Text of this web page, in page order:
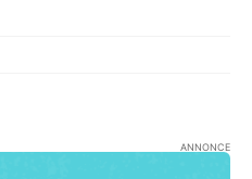
ANNONCE